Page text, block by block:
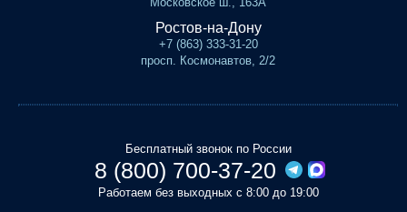
Ростов-на-Дону
+7 (863) 333-31-20
просп. Космонавтов, 2/2
Бесплатный звонок по России
8 (800) 700-37-20
Работаем без выходных с 8:00 до 19:00